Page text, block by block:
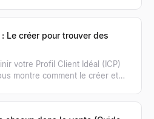
Le créer pour trouver des
votre Profil Client Idéal (ICP)
montre comment le créer et